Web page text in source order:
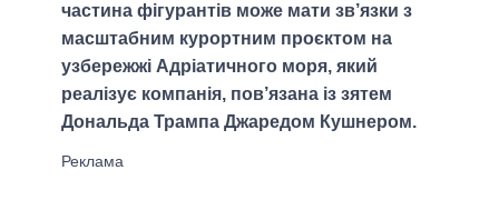
частина фігурантів може мати зв’язки з
масштабним курортним проєктом на
узбережжі Адріатичного моря, який
реалізує компанія, пов’язана із зятем
Дональда Трампа Джаредом Кушнером.